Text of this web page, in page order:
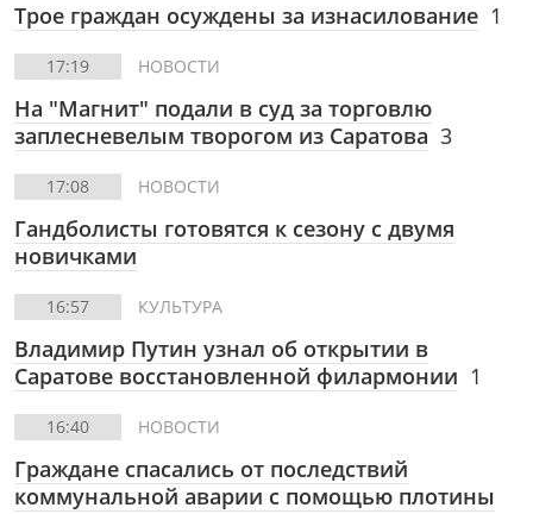
Трое граждан осуждены за изнасилование 1
17:19 НОВОСТИ
На "Магнит" подали в суд за торговлю
заплесневелым творогом из Саратова 3
17:08 НОВОСТИ
Гандболисты готовятся к сезону с двумя
новичками
16:57 КУЛЬТУРА
Владимир Путин узнал об открытии в
Саратове восстановленной филармонии 1
16:40 НОВОСТИ
Граждане спасались от последствий
коммунальной аварии с помощью плотины